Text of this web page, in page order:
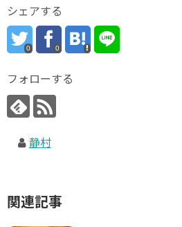
シェアする
0 0
フォローする
静村
関連記事